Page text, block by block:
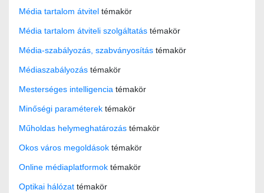
Média tartalom átvitel témakör
Média tartalom átviteli szolgáltatás témakör
Média-szabályozás, szabványosítás témakör
Médiaszabályozás témakör
Mesterséges intelligencia témakör
Minőségi paraméterek témakör
Műholdas helymeghatározás témakör
Okos város megoldások témakör
Online médiaplatformok témakör
Optikai hálózat témakör